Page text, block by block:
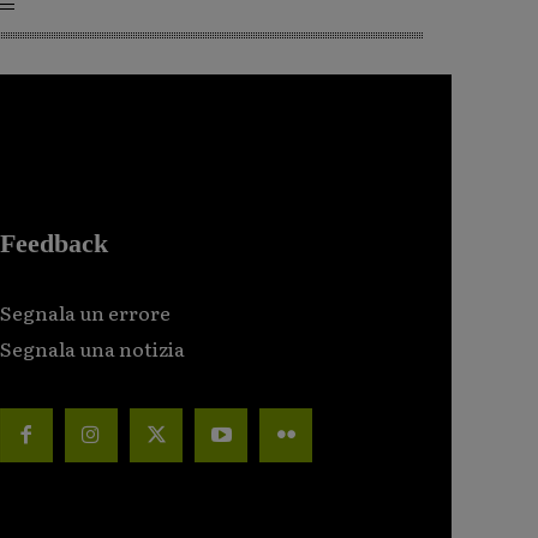
Feedback
Segnala un errore
Segnala una notizia